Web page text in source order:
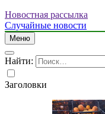
Новостная рассылка
Случайные новости
Меню
Найти:
Заголовки